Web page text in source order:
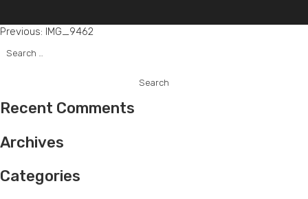
Post
navigation
Previous: IMG_9462
for:
Recent Comments
Archives
Categories